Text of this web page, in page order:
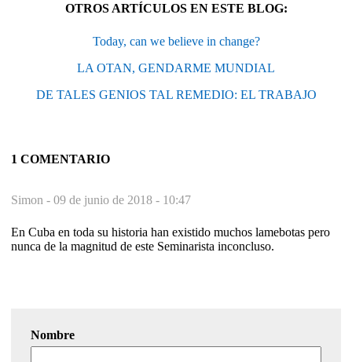
OTROS ARTÍCULOS EN ESTE BLOG:
Today, can we believe in change?
LA OTAN, GENDARME MUNDIAL
DE TALES GENIOS TAL REMEDIO: EL TRABAJO
1 COMENTARIO
Simon - 09 de junio de 2018 - 10:47
En Cuba en toda su historia han existido muchos lamebotas pero
nunca de la magnitud de este Seminarista inconcluso.
Nombre